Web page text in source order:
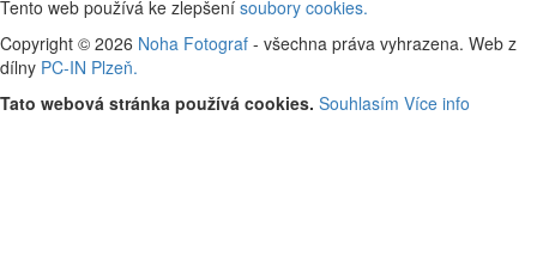
Tento web používá ke zlepšení soubory cookies.
Copyright © 2026 Noha Fotograf - všechna práva vyhrazena. Web z
dílny PC-IN Plzeň.
Tato webová stránka používá cookies. Souhlasím Více info